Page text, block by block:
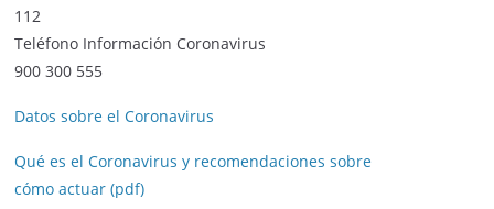
112
Teléfono Información Coronavirus
900 300 555
Datos sobre el Coronavirus
Qué es el Coronavirus y recomendaciones sobre
cómo actuar (pdf)